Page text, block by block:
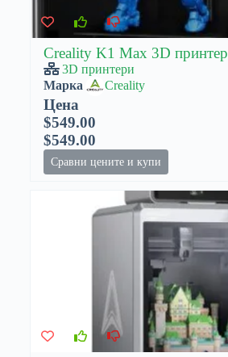
Creality K1 Max 3D принтер
3D принтери
Марка
Creality
Цена
$549.00
$549.00
Сравни цените и купи